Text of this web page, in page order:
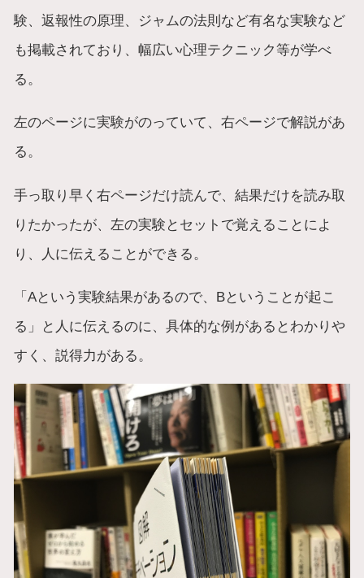
験、返報性の原理、ジャムの法則など有名な実験など
も掲載されており、幅広い心理テクニック等が学べ
る。
左のページに実験がのっていて、右ページで解説があ
る。
手っ取り早く右ページだけ読んで、結果だけを読み取
りたかったが、左の実験とセットで覚えることによ
り、人に伝えることができる。
「Aという実験結果があるので、Bということが起こ
る」と人に伝えるのに、具体的な例があるとわかりや
すく、説得力がある。